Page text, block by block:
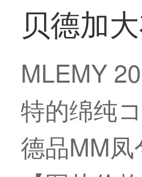
贝德加
MLEMY
特的绵纯
德品MM